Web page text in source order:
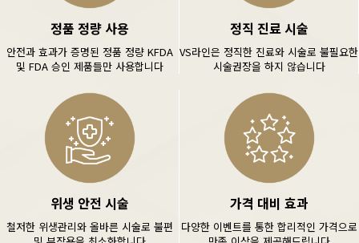
정품 정량 사용
안전과 효과가 증명된 정품 정량 KFDA
및 FDA 승인 제품들만 사용합니다
정직 진료 시술
VS라인은 정직한 진료와 시술로 불필요한
시술권장을 하지 않습니다
위생 안전 시술
철저한 위생관리와 올바른 시술로 불편
가격 대비 효과
다양한 이벤트를 통한 합리적인 가격으로